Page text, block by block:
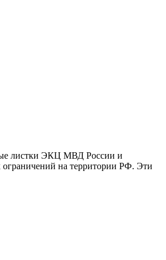
листки ЭКЦ МВД России и
на территории РФ. Эти